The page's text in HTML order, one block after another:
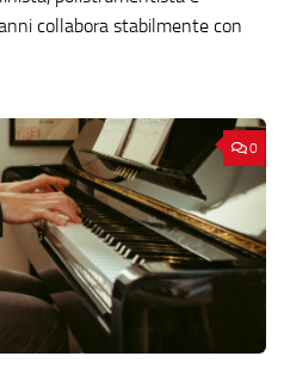
collabora stabilmente con
0